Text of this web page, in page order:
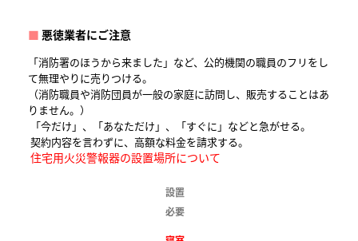
■ 悪徳業者にご注意
「消防署のほうから来ました」など、公的機関の職員のフリをし
て無理やりに売りつける。
（消防職員や消防団員が一般の家庭に訪問し、販売することはあ
りません。）
「今だけ」、「あなただけ」、「すぐに」などと急がせる。
契約内容を言わずに、高額な料金を請求する。
住宅用火災警報器の設置場所について
設置
必要